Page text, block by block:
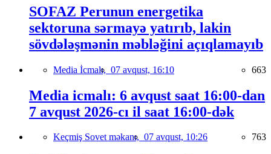
SOFAZ Perunun energetika
sektoruna sərmayə yatırıb, lakin
sövdələşmənin məbləğini açıqlamayıb
Media İcmalı, 07 avqust, 16:10 663
Media icmalı: 6 avqust saat 16:00-dan
7 avqust 2026-cı il saat 16:00-dək
Keçmiş Sovet məkanı, 07 avqust, 10:26 763